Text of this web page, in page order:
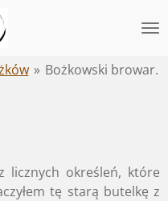
» Bożkowski browar.
licznych określeń, które
tę starą butelkę z